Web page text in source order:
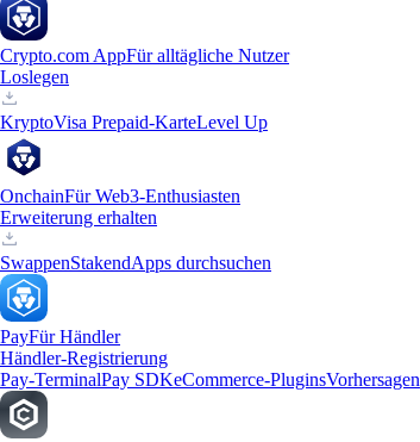
Crypto.com AppFür alltägliche Nutzer
Loslegen
KryptoVisa Prepaid-KarteLevel Up
OnchainFür Web3-Enthusiasten
Erweiterung erhalten
SwappenStakendApps durchsuchen
PayFür Händler
Händler-Registrierung
Pay-TerminalPay SDKeCommerce-PluginsVorhersagen